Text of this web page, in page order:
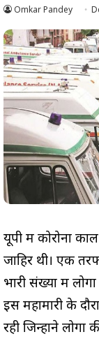
Omkar Pandey
यूपी में कोरोना
जाहिर थी। एक
भारी संख्या में
इस महामारी के
रही जिन्होंने लोगों